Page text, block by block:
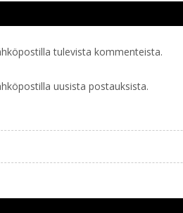
tulevista kommenteista.
uusista postauksista.